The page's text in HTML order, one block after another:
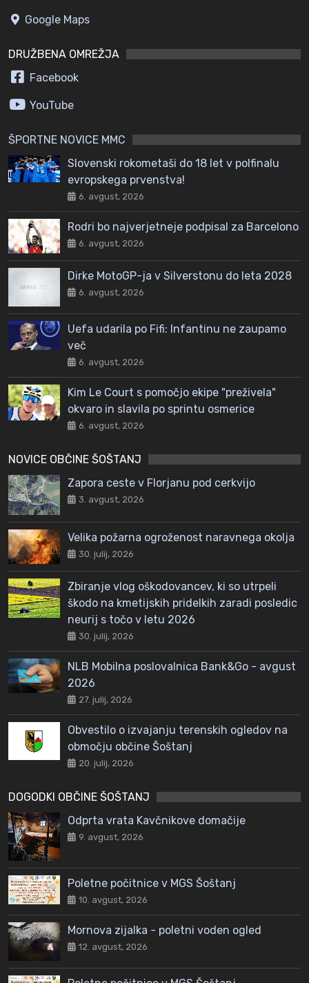
Google Maps
DRUŽBENA OMREŽJA
Facebook
YouTube
ŠPORTNE NOVICE MMC
Slovenski rokometaši do 18 let v polfinalu
evropskega prvenstva!
6. avgust, 2026
Rodri bo najverjetneje podpisal za Barcelono
6. avgust, 2026
Dirke MotoGP-ja v Silverstonu do leta 2028
6. avgust, 2026
Uefa udarila po Fifi: Infantinu ne zaupamo
več
6. avgust, 2026
Kim Le Court s pomočjo ekipe "preživela"
okvaro in slavila po sprintu osmerice
6. avgust, 2026
NOVICE OBČINE ŠOŠTANJ
Zapora ceste v Florjanu pod cerkvijo
3. avgust, 2026
Velika požarna ogroženost naravnega okolja
30. julij, 2026
Zbiranje vlog oškodovancev, ki so utrpeli
škodo na kmetijskih pridelkih zaradi posledic
neurij s točo v letu 2026
30. julij, 2026
NLB Mobilna poslovalnica Bank&Go - avgust
2026
27. julij, 2026
Obvestilo o izvajanju terenskih ogledov na
območju občine Šoštanj
20. julij, 2026
DOGODKI OBČINE ŠOŠTANJ
Odprta vrata Kavčnikove domačije
9. avgust, 2026
Poletne počitnice v MGS Šoštanj
10. avgust, 2026
Mornova zijalka - poletni voden ogled
12. avgust, 2026